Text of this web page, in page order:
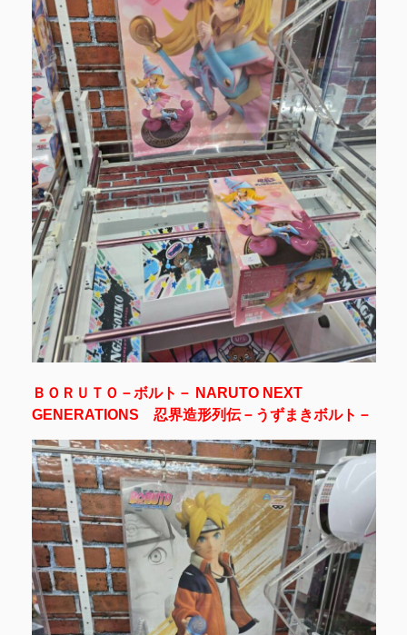
ＢＯＲＵＴＯ－ボルト－ NARUTO NEXT
GENERATIONS 忍界造形列伝－うずまきボルト－